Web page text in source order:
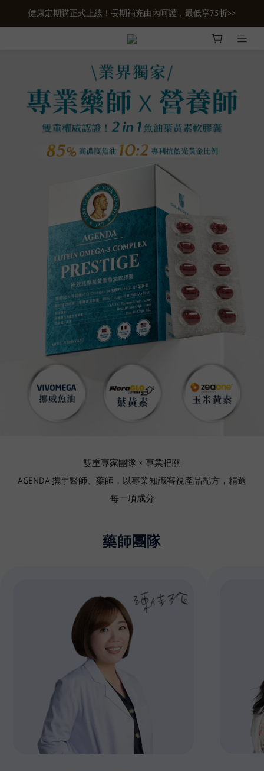
新會員首購輸入【newgifts】滿額最高現折$100
健康定期購正式上線！長期補充由內呵護，最低享75折>>
新會員首購輸入【newgifts】滿額最高現折$100
雙重專家團隊 × 專業把關
AGENDA 攜手醫師、藥師，以專業知識審視產品配方，精選
每一項成分
藥師團隊